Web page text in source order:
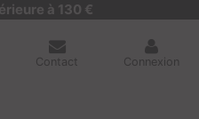
à 130 €
Contact Connexion